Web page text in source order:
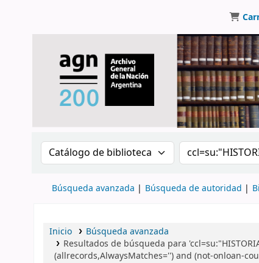
Buscar en el catálogo por: Buscar en el
Búsqueda avanzada Búsqueda de autoridad
Inicio
Búsqueda avanzada
Resultados de búsqueda para
(allrecords,AlwaysMatches='') and (not-onloan-